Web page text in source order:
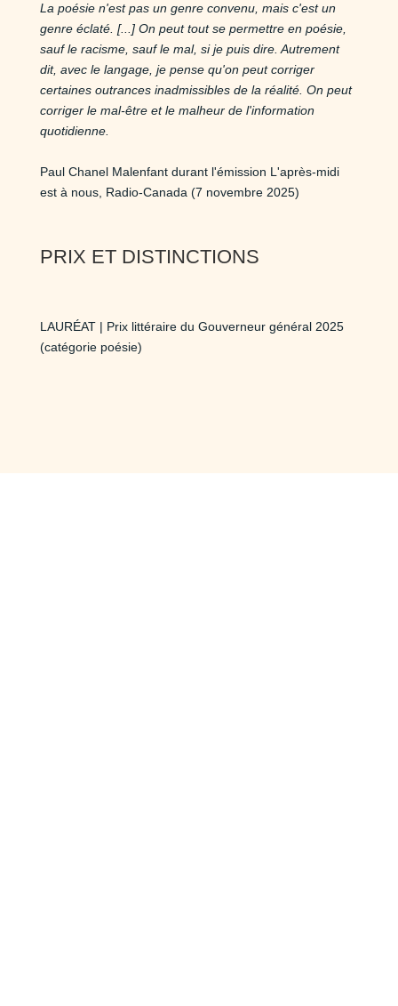
La poésie n'est pas un genre convenu, mais c'est un
genre éclaté. [...] On peut tout se permettre en poésie,
sauf le racisme, sauf le mal, si je puis dire. Autrement
dit, avec le langage, je pense qu'on peut corriger
certaines outrances inadmissibles de la réalité. On peut
corriger le mal-être et le malheur de l'information
quotidienne.
Paul Chanel Malenfant durant l'émission L'après-midi
est à nous, Radio-Canada (7 novembre 2025)
PRIX ET DISTINCTIONS
LAURÉAT | Prix littéraire du Gouverneur général 2025
(catégorie poésie)